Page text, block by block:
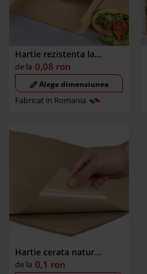
Hartie rezistenta la
grasime, BIO
de la 0,08 ron
Alege dimensiunea
Fabricat in Romania
Hartie cerata natur
"Kebap"
de la 0,1 ron